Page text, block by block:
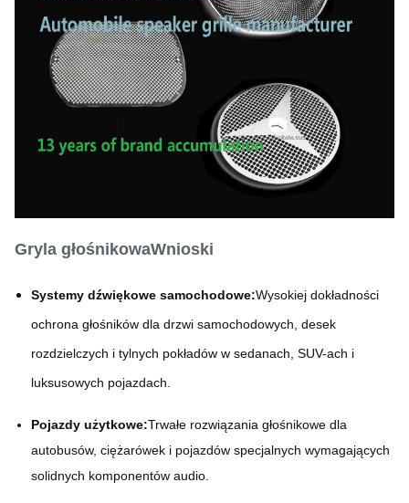
kg
Wielkość
Gryla głośnikowaWnioski
Systemy dźwiękowe samochodowe:Wysokiej dokładności
ochrona głośników dla drzwi samochodowych, desek
rozdzielczych i tylnych pokładów w sedanach, SUV-ach i
luksusowych pojazdach.
Pojazdy użytkowe:Trwałe rozwiązania głośnikowe dla
autobusów, ciężarówek i pojazdów specjalnych wymagających
solidnych komponentów audio.